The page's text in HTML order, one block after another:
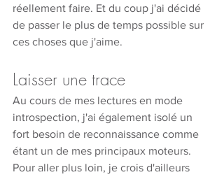
réellement faire. Et du coup j'ai décidé
de passer le plus de temps possible sur
ces choses que j'aime.
Laisser une trace
Au cours de mes lectures en mode
introspection, j'ai également isolé un
fort besoin de reconnaissance comme
étant un de mes principaux moteurs.
Pour aller plus loin, je crois d'ailleurs